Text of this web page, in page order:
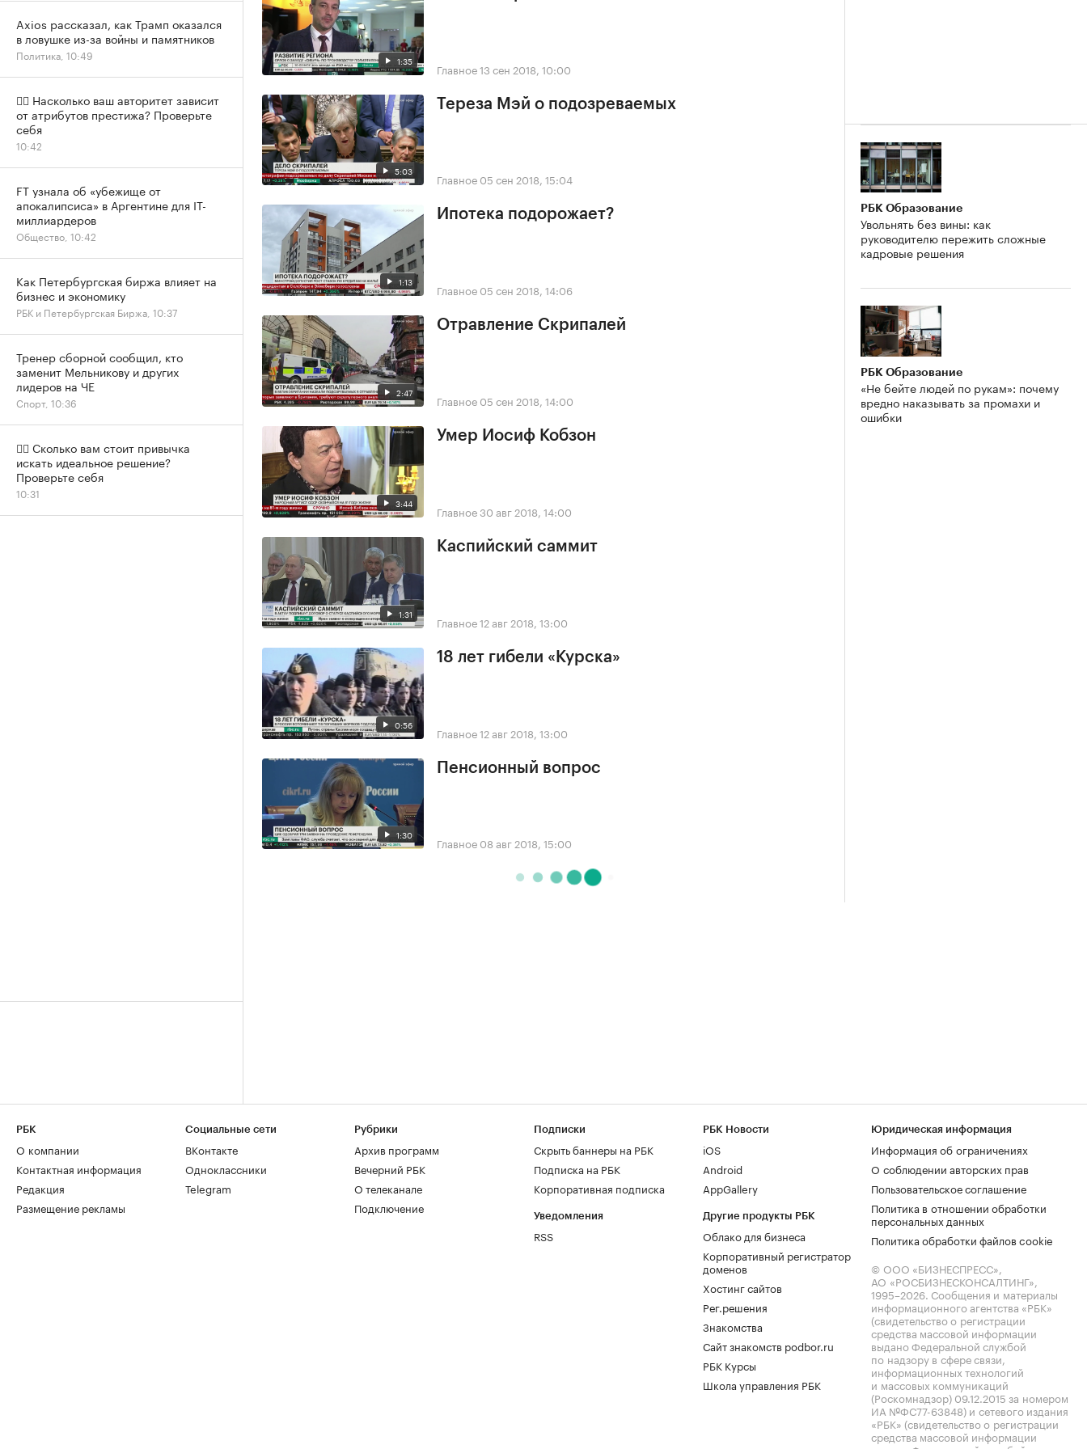
1:35 Главное13 сен 2018, 10:00
5:03
Тереза Мэй о подозреваемых
Главное 05 сен 2018, 15:04
1:13
Ипотека подорожает?
Главное 05 сен 2018, 14:06
2:47
Отравление Скрипалей
Главное 05 сен 2018, 14:00
3:44
Умер Иосиф Кобзон
Главное30 авг 2018, 14:00
1:31
Каспийский саммит
Главное12 авг 2018, 13:00
0:56
18 лет гибели «Курска»
Главное12 авг 2018, 13:00
1:30
Пенсионный вопрос
Главное 08 авг 2018, 15:00
РБК Образование
Увольнять без вины: как
руководителю пережить сложные
кадровые решения
РБК Образование
«Не бейте людей по рукам»: почему
вредно наказывать за промахи и
ошибки
Axios рассказал, как Трамп оказался
в ловушке из-за войны и памятников
Политика, 10:49
✍🏻 Насколько ваш авторитет зависит
от атрибутов престижа? Проверьте
себя
10:42
FT узнала об «убежище от
апокалипсиса» в Аргентине для IT-
миллиардеров
Общество, 10:42
Как Петербургская биржа влияет на
бизнес и экономику
РБК и Петербургская Биржа, 10:37
Тренер сборной сообщил, кто
заменит Мельникову и других
лидеров на ЧЕ
Спорт, 10:36
✍🏻 Сколько вам стоит привычка
искать идеальное решение?
Проверьте себя
10:31
РБК
О компании
Контактная информация
Редакция
Размещение рекламы
Социальные сети
ВКонтакте
Одноклассники
Telegram
Рубрики
Архив программ
Вечерний РБК
О телеканале
Подключение
Подписки
Скрыть баннеры на РБК
Подписка на РБК
Корпоративная подписка
Уведомления
RSS
РБК Новости
iOS
Android
AppGallery
Другие продукты РБК
Облако для бизнеса
Корпоративный регистратор
доменов
Хостинг сайтов
Рег.решения
Знакомства
Сайт знакомств podbor.ru
РБК Курсы
Школа управления РБК
Юридическая информация
Информация об ограничениях
О соблюдении авторских прав
Пользовательское соглашение
Политика в отношении обработки
персональных данных
Политика обработки файлов cookie
© ООО «БИЗНЕСПРЕСС»,
АО «РОСБИЗНЕСКОНСАЛТИНГ»,
1995–2026. Сообщения и материалы
информационного агентства «РБК»
(свидетельство о регистрации
средства массовой информации
выдано Федеральной службой
по надзору в сфере связи,
информационных технологий
и массовых коммуникаций
(Роскомнадзор) 09.12.2015 за номером
ИА №ФС77-63848) и сетевого издания
«РБК» (свидетельство о регистрации
средства массовой информации